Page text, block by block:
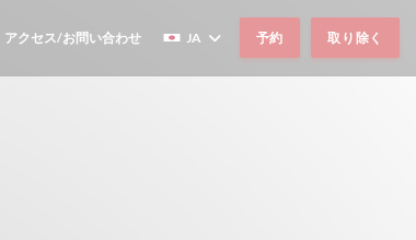
アクセス/お問い合わせ JA 予約 取り除く